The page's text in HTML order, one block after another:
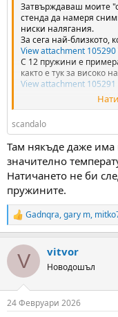
Затвърждаваш моите
стенда да намеря
ниски налягания.
За сега най-близкото,
View attachment 105290
С 12 пружини е
както е тук за високо
View attachment 105291
Ако следваме
идентична дължина и
@Kameno Karp, да,
пдф-и в хумата, но май
scandalo
Там някъде даже
значително
Натичането не би
пружините.
R
e
c
i
s
Gadnqra,gary m,
V vitvor
Новодошъл
24 Февруари 2026